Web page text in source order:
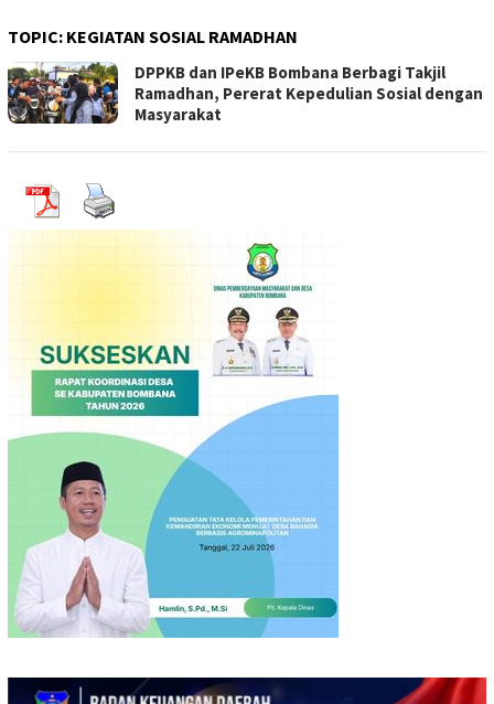
TOPIC: KEGIATAN SOSIAL RAMADHAN
DPPKB dan IPeKB Bombana Berbagi Takjil
Ramadhan, Pererat Kepedulian Sosial dengan
Masyarakat